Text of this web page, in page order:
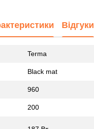
Відгуки
Terma
Black mat
960
200